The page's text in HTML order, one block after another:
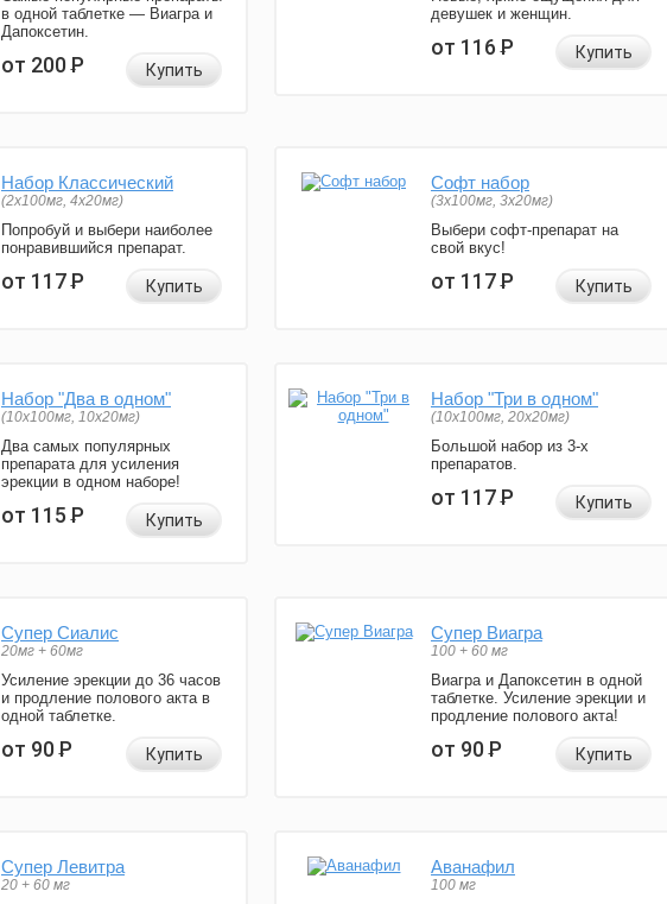
в одной таблетке — Виагра и
Дапоксетин.
от 200Р Купить
девушек и женщин.
от 116Р Купить
Набор Классический
(2x100мг, 4x20мг)
Попробуй и выбери наиболее
понравившийся препарат.
от 117Р Купить
Софт набор
(3x100мг, 3x20мг)
Выбери софт-препарат на
свой вкус!
от 117Р Купить
Набор "Два в одном"
(10x100мг, 10x20мг)
Два самых популярных
препарата для усиления
эрекции в одном наборе!
от 115Р Купить
Набор "Три в одном"
(10x100мг, 20x20мг)
Большой набор из 3-х
препаратов.
от 117Р Купить
Супер Сиалис
20мг + 60мг
Усиление эрекции до 36 часов
и продление полового акта в
одной таблетке.
от 90Р Купить
Супер Виагра
100 + 60 мг
Виагра и Дапоксетин в одной
таблетке. Усиление эрекции и
продление полового акта!
от 90Р Купить
Супер Левитра
20 + 60 мг
Аванафил
100 мг